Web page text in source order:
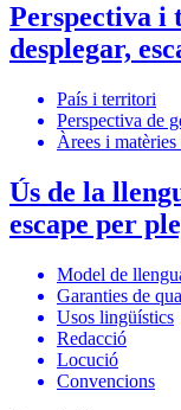
Perspectiva i
desplegar,
País i territori
Perspectiva de
Àrees i
Ús de la
escape per
Model de
Garanties de
Usos lingüístics
Redacció
Locució
Convencions